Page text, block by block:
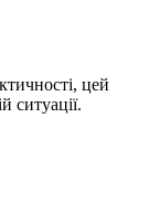
цей
ситуації.